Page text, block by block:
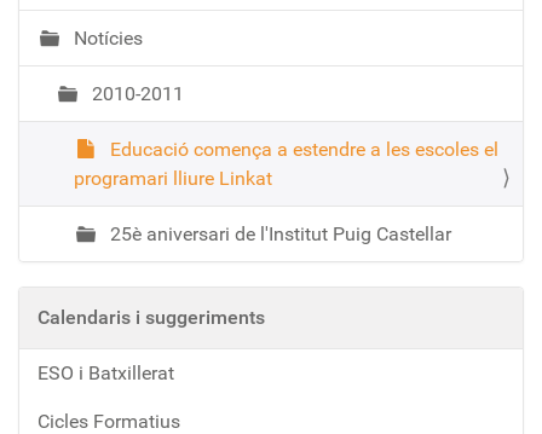
Notícies
2010-2011
Educació comença a estendre a les escoles el
programari lliure Linkat
25è aniversari de l'Institut Puig Castellar
Calendaris i suggeriments
ESO i Batxillerat
Cicles Formatius